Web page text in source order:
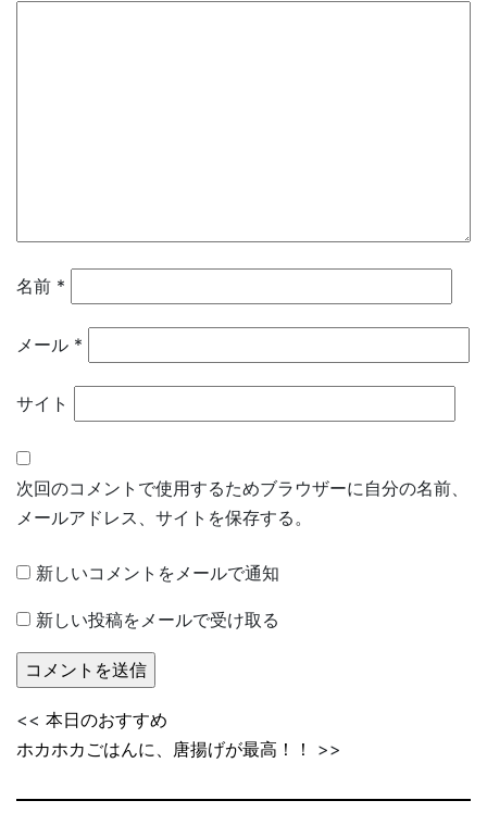
名前 *
メール *
サイト
次回のコメントで使用するためブラウザーに自分の名前、
メールアドレス、サイトを保存する。
新しいコメントをメールで通知
新しい投稿をメールで受け取る
<< 本日のおすすめ
ホカホカごはんに、唐揚げが最高！！
>>